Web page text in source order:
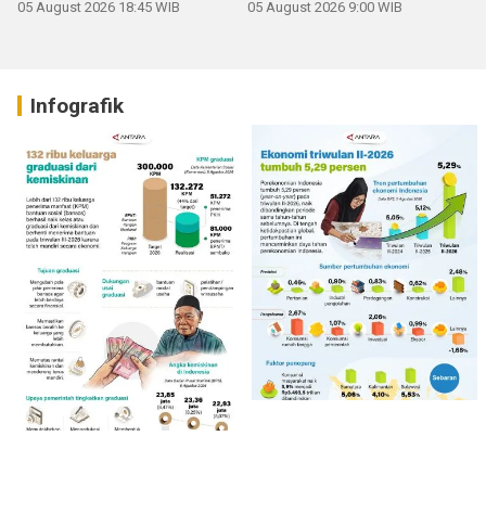
05 August 2026 18:45 WIB 05 August 2026 9:00 WIB
Infografik